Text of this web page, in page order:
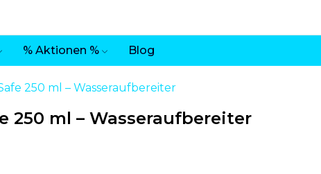
% Aktionen % Blog
250 ml – Wasseraufbereiter
250 ml – Wasseraufbereiter